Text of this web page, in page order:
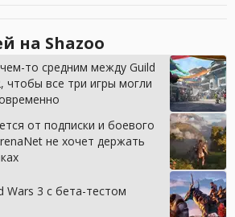
на Shazoo
то средним между Guild
чтобы все три игры могли
от подписки и боевого
не хочет держать
Wars 3 с бета-тестом